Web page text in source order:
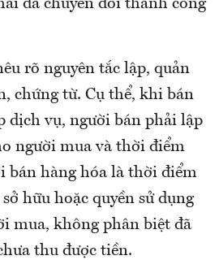
đã chuyển đổi thành công
rõ nguyên tắc lập, quản
chứng từ. Cụ thể, khi bán
dịch vụ, người bán phải lập
người mua và thời điểm
bán hàng hóa là thời điểm
hữu hoặc quyền sử dụng
mua, không phân biệt đã
thu được tiền.